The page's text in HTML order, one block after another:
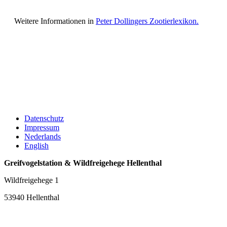
Weitere Informationen in Peter Dollingers Zootierlexikon.
Datenschutz
Impressum
Nederlands
English
Greifvogelstation & Wildfreigehege Hellenthal
Wildfreigehege 1
53940 Hellenthal